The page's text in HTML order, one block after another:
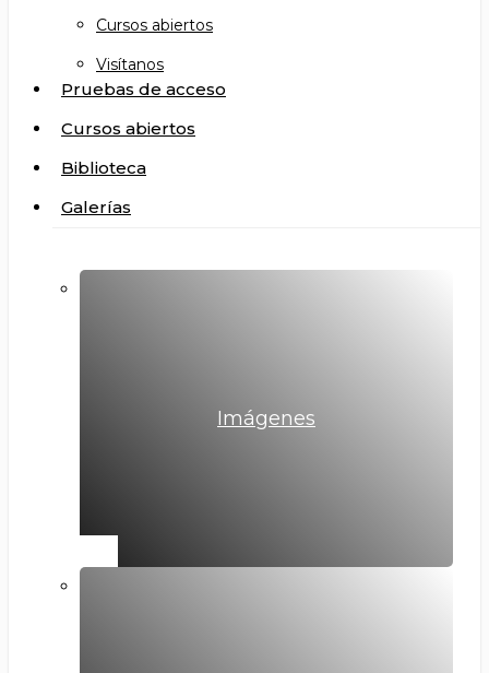
Cursos abiertos
Visítanos
Pruebas de acceso
Cursos abiertos
Biblioteca
Galerías
Imágenes